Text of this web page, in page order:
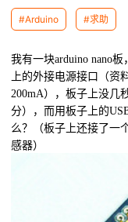
#Arduino #求助
我有一块arduino nano
上的外接电源接口（资
200mA），板子上没几
分），而用板子上的
么？（板子上还接了一
感器）